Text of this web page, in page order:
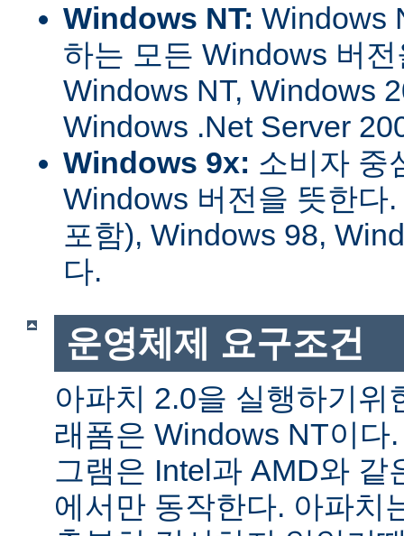
Windows NT: Windows
하는 모든 Windows 버
Windows NT, Windows
Windows .Net Server
Windows 9x: 소비자 중
Windows 버전을 뜻한다
포함), Windows 98,
다.
운영체제 요구조건
아파치 2.0을 실행하기위
래폼은 Windows NT이다
그램은 Intel과 AMD와 같
에서만 동작한다. 아파치